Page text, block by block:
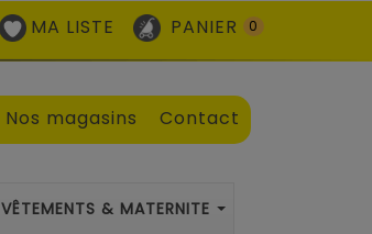
MA LISTE PANIER 0
Nos magasins Contact
VÊTEMENTS & MATERNITE